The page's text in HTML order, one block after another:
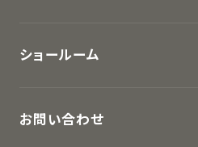
ショールーム
お問い合わせ